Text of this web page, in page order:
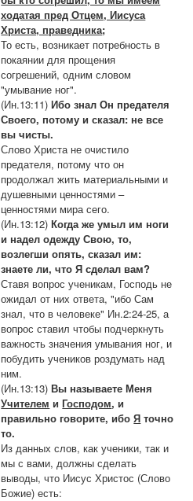
ходатая пред Отцем, Иисуса
Христа, праведника;
То есть, возникает потребность в
покаянии для прощения
согрешений, одним словом
"умывание ног".
(Ин.13:11)Ибо знал Он предателя
Своего, потому и сказал: не все
вы чисты.
Слово Христа не очистило
предателя, потому что он
продолжал жить материальными и
душевными ценностями –
ценностями мира сего.
(Ин.13:12)Когда же умыл им ноги
и надел одежду Свою, то,
возлегши опять, сказал им:
знаете ли, что Я сделал вам?
Ставя вопрос ученикам, Господь не
ожидал от них ответа, "ибо Сам
знал, что в человеке" Ин.2:24-25, а
вопрос ставил чтобы подчеркнуть
важность значения умывания ног, и
побудить учеников роздумать над
ним.
(Ин.13:13)Вы называете Меня
Учителем иГосподом, и
правильно говорите, ибоЯ точно
то.
Из данных слов, как ученики, так и
мы с вами, должны сделать
выводы, что Иисус Христос (Слово
Божие) есть: